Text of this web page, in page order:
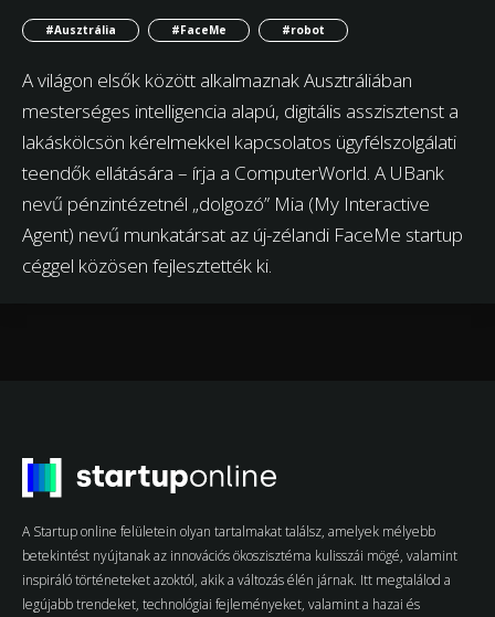
#Ausztrália #FaceMe #robot
A világon elsők között alkalmaznak Ausztráliában
mesterséges intelligencia alapú, digitális asszisztenst a
lakáskölcsön kérelmekkel kapcsolatos ügyfélszolgálati
teendők ellátására – írja a ComputerWorld. A UBank
nevű pénzintézetnél „dolgozó” Mia (My Interactive
Agent) nevű munkatársat az új-zélandi FaceMe startup
céggel közösen fejlesztették ki.
A Startup online felületein olyan tartalmakat találsz, amelyek mélyebb
betekintést nyújtanak az innovációs ökoszisztéma kulisszái mögé, valamint
inspiráló történeteket azoktól, akik a változás élén járnak. Itt megtalálod a
legújabb trendeket, technológiai fejleményeket, valamint a hazai és